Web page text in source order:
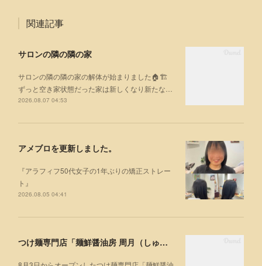
関連記事
サロンの隣の隣の家
サロンの隣の隣の家の解体が始まりました🏠🏗
ずっと空き家状態だった家は新しくなり新たな…
2026.08.07 04:53
アメブロを更新しました。
『アラフィフ50代女子の1年ぶりの矯正ストレー
ト』
2026.08.05 04:41
つけ麺専門店「麺鮮醤油房 周月（しゅうげつ）」⁡ に行ってみた🍜